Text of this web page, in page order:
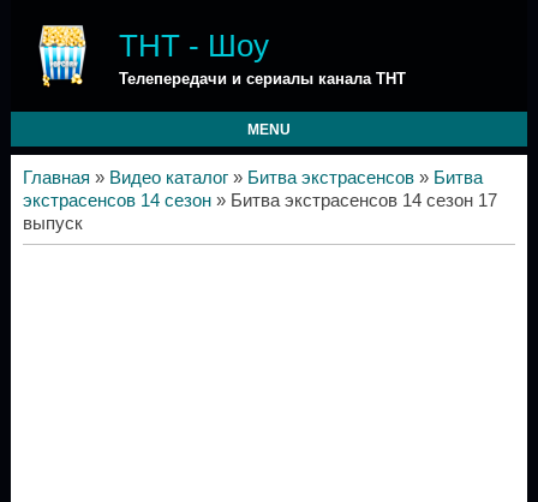
ТНТ - Шоу
Телепередачи и сериалы канала ТНТ
MENU
Главная » Видео каталог» Битва экстрасенсов» Битва
экстрасенсов 14 сезон» Битва экстрасенсов 14 сезон 17
выпуск